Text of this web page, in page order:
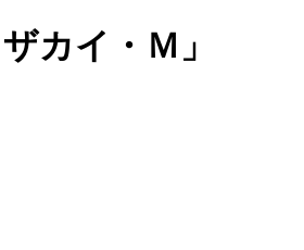
カイ・Ｍ」